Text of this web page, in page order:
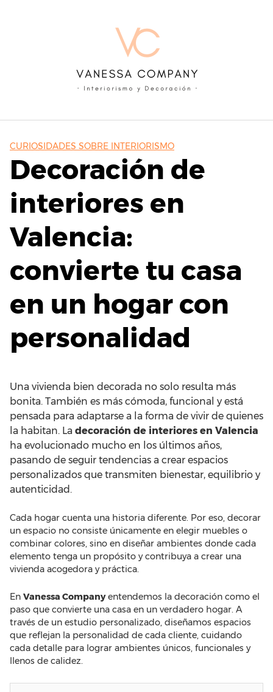
CURIOSIDADES SOBRE INTERIORISMO
Decoración de
interiores en
Valencia:
convierte tu casa
en un hogar con
personalidad
Una vivienda bien decorada no solo resulta más
bonita. También es más cómoda, funcional y está
pensada para adaptarse a la forma de vivir de quienes
la habitan. La decoración de interiores en Valencia
ha evolucionado mucho en los últimos años,
pasando de seguir tendencias a crear espacios
personalizados que transmiten bienestar, equilibrio y
autenticidad.
Cada hogar cuenta una historia diferente. Por eso, decorar
un espacio no consiste únicamente en elegir muebles o
combinar colores, sino en diseñar ambientes donde cada
elemento tenga un propósito y contribuya a crear una
vivienda acogedora y práctica.
En Vanessa Companyentendemos la decoración como el
paso que convierte una casa en un verdadero hogar. A
través de un estudio personalizado, diseñamos espacios
que reflejan la personalidad de cada cliente, cuidando
cada detalle para lograr ambientes únicos, funcionales y
llenos de calidez.